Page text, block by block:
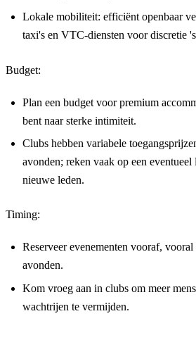
Lokale mobiliteit: efficiënt openbaar
taxi's en VTC-diensten voor discretie
Budget:
Plan een budget voor premium
bent naar sterke intimiteit.
Clubs hebben variabele
avonden; reken vaak op een
nieuwe leden.
Timing:
Reserveer evenementen vooraf,
avonden.
Kom vroeg aan in clubs om meer
wachtrijen te vermijden.